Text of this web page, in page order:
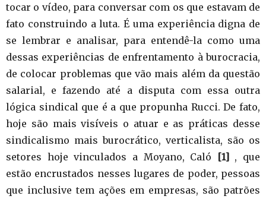
tocar o vídeo, para conversar com os que estavam de
fato construindo a luta. É uma experiência digna de
se lembrar e analisar, para entendê-la como uma
dessas experiências de enfrentamento à burocracia,
de colocar problemas que vão mais além da questão
salarial, e fazendo até a disputa com essa outra
lógica sindical que é a que propunha Rucci. De fato,
hoje são mais visíveis o atuar e as práticas desse
sindicalismo mais burocrático, verticalista, são os
setores hoje vinculados a Moyano, Caló
[1], que
estão encrustados nesses lugares de poder, pessoas
que inclusive tem ações em empresas, são patrões